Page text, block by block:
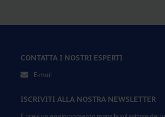
CONTATTA I NOSTRI ESPERTI
E-mail
ISCRIVITI ALLA NOSTRA NEWSLETTER